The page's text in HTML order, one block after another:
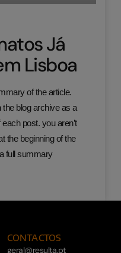
Já
Lisboa
of the article.
blog archive as a
post. you aren’t
the beginning of the
full summary
CONTACTOS
geral@resulta.pt